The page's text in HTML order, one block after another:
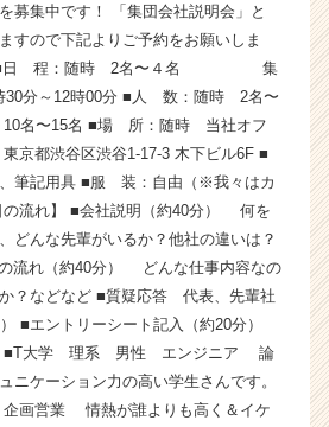
テ
ー
の
】
募集中です！ 「集団会社説明会」と
すので下記よりご予約をお願いしま
】 ■日 程：随時 2名〜４名 集
30分～12時00分 ■人 数：随時 2名〜
15名 ■場 所：随時 当社オフ
谷区渋谷1-17-3 木下ビル6F ■
筆記用具 ■服 装：自由（※我々はカ
の流れ】 ■会社説明（約40分） 何を
どんな先輩がいるか？他社の違いは？
流れ（約40分） どんな仕事内容なの
？などなど ■質疑応答 代表、先輩社
■エントリーシート記入（約20分）
■T大学 理系 男性 エンジニア 論
ニケーション力の高い学生さんです。
営業 情熱が誰よりも高く＆イケ